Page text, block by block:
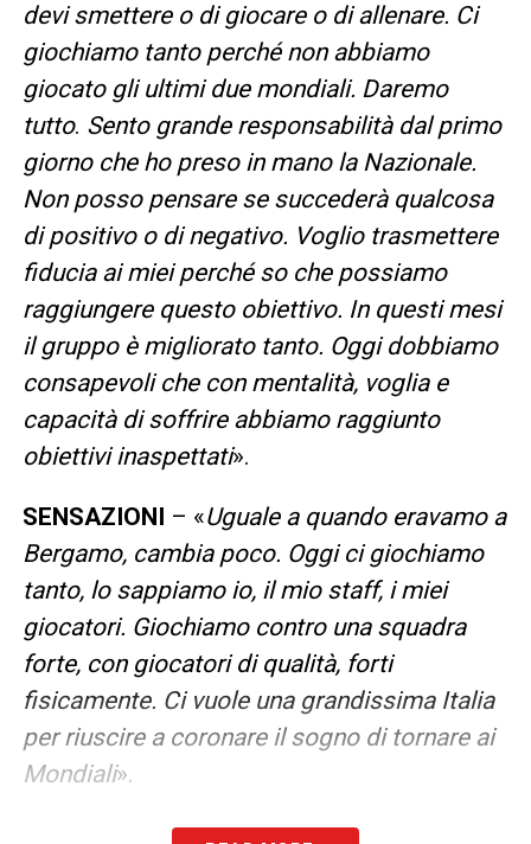
devi smettere o di giocare o di allenare. Ci
giochiamo tanto perché non abbiamo
giocato gli ultimi due mondiali. Daremo
tutto. Sento grande responsabilità dal primo
giorno che ho preso in mano la Nazionale.
Non posso pensare se succederà qualcosa
di positivo o di negativo. Voglio trasmettere
fiducia ai miei perché so che possiamo
raggiungere questo obiettivo. In questi mesi
il gruppo è migliorato tanto. Oggi dobbiamo
consapevoli che con mentalità, voglia e
capacità di soffrire abbiamo raggiunto
obiettivi inaspettati».
SENSAZIONI – «Uguale a quando eravamo a
Bergamo, cambia poco. Oggi ci giochiamo
tanto, lo sappiamo io, il mio staff, i miei
giocatori. Giochiamo contro una squadra
forte, con giocatori di qualità, forti
fisicamente. Ci vuole una grandissima Italia
per riuscire a coronare il sogno di tornare ai
Mondiali».
I MOTIVI PER ESSERE POSITIVI